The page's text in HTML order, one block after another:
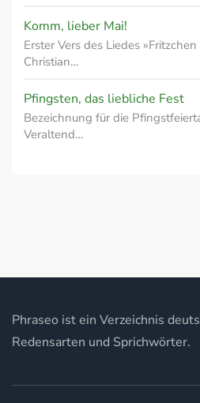
Komm, lieber Mai!
Erster Vers des Liedes
Christian…
Pfingsten, das liebliche Fest
Bezeichnung für die
Veraltend…
Phraseo ist ein Verzeichnis
Redensarten und Sprichwörter.